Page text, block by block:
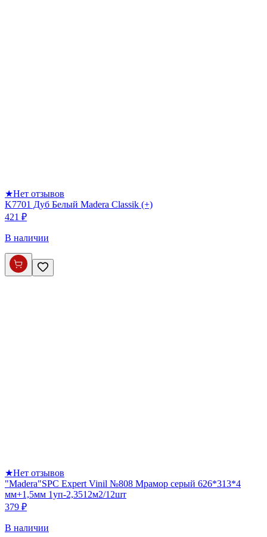
★Нет отзывов
K7701 Дуб Белый Madera Classik (+)
421 ₽
В наличии
★Нет отзывов
"Madera"SPC Expert Vinil №808 Мрамор серый 626*313*4
мм+1,5мм 1уп-2,3512м2/12шт
379 ₽
В наличии